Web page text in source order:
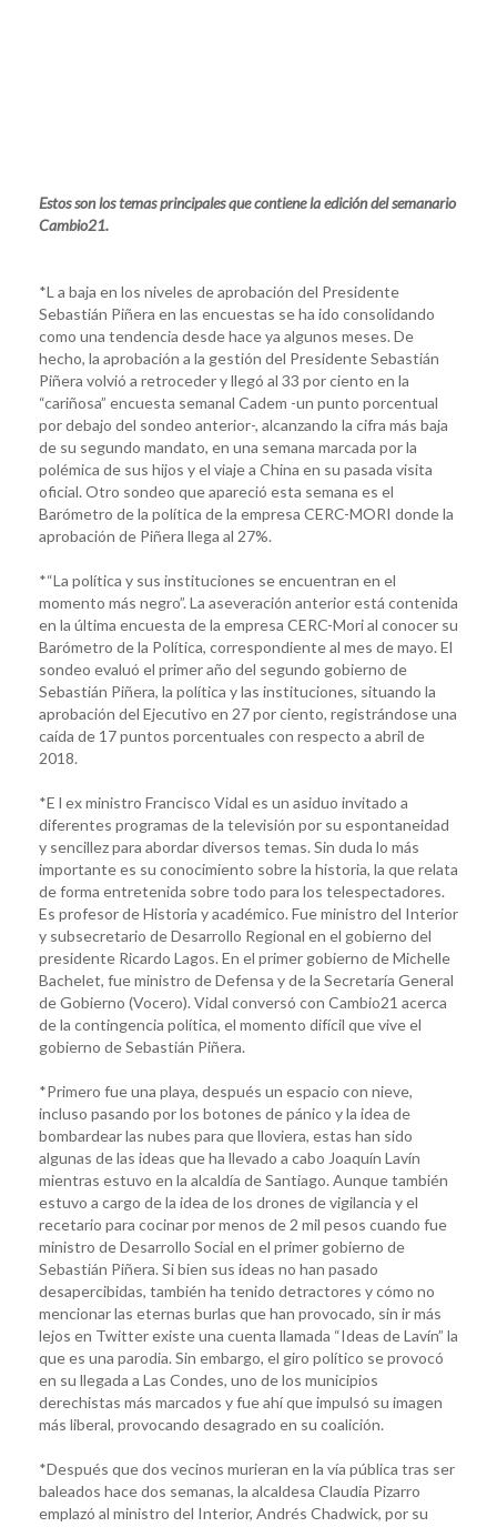
Estos son los temas principales que contiene la edición del semanario
Cambio21.
*L a baja en los niveles de aprobación del Presidente
Sebastián Piñera en las encuestas se ha ido consolidando
como una tendencia desde hace ya algunos meses. De
hecho, la aprobación a la gestión del Presidente Sebastián
Piñera volvió a retroceder y llegó al 33 por ciento en la
“cariñosa” encuesta semanal Cadem -un punto porcentual
por debajo del sondeo anterior-, alcanzando la cifra más baja
de su segundo mandato, en una semana marcada por la
polémica de sus hijos y el viaje a China en su pasada visita
oficial. Otro sondeo que apareció esta semana es el
Barómetro de la política de la empresa CERC-MORI donde la
aprobación de Piñera llega al 27%.
*“La política y sus instituciones se encuentran en el
momento más negro”. La aseveración anterior está contenida
en la última encuesta de la empresa CERC-Mori al conocer su
Barómetro de la Política, correspondiente al mes de mayo. El
sondeo evaluó el primer año del segundo gobierno de
Sebastián Piñera, la política y las instituciones, situando la
aprobación del Ejecutivo en 27 por ciento, registrándose una
caída de 17 puntos porcentuales con respecto a abril de
2018.
*E l ex ministro Francisco Vidal es un asiduo invitado a
diferentes programas de la televisión por su espontaneidad
y sencillez para abordar diversos temas. Sin duda lo más
importante es su conocimiento sobre la historia, la que relata
de forma entretenida sobre todo para los telespectadores.
Es profesor de Historia y académico. Fue ministro del Interior
y subsecretario de Desarrollo Regional en el gobierno del
presidente Ricardo Lagos. En el primer gobierno de Michelle
Bachelet, fue ministro de Defensa y de la Secretaría General
de Gobierno (Vocero). Vidal conversó con Cambio21 acerca
de la contingencia política, el momento difícil que vive el
gobierno de Sebastián Piñera.
*Primero fue una playa, después un espacio con nieve,
incluso pasando por los botones de pánico y la idea de
bombardear las nubes para que lloviera, estas han sido
algunas de las ideas que ha llevado a cabo Joaquín Lavín
mientras estuvo en la alcaldía de Santiago. Aunque también
estuvo a cargo de la idea de los drones de vigilancia y el
recetario para cocinar por menos de 2 mil pesos cuando fue
ministro de Desarrollo Social en el primer gobierno de
Sebastián Piñera. Si bien sus ideas no han pasado
desapercibidas, también ha tenido detractores y cómo no
mencionar las eternas burlas que han provocado, sin ir más
lejos en Twitter existe una cuenta llamada “Ideas de Lavín” la
que es una parodia. Sin embargo, el giro político se provocó
en su llegada a Las Condes, uno de los municipios
derechistas más marcados y fue ahí que impulsó su imagen
más liberal, provocando desagrado en su coalición.
*Después que dos vecinos murieran en la vía pública tras ser
baleados hace dos semanas, la alcaldesa Claudia Pizarro
emplazó al ministro del Interior, Andrés Chadwick, por su